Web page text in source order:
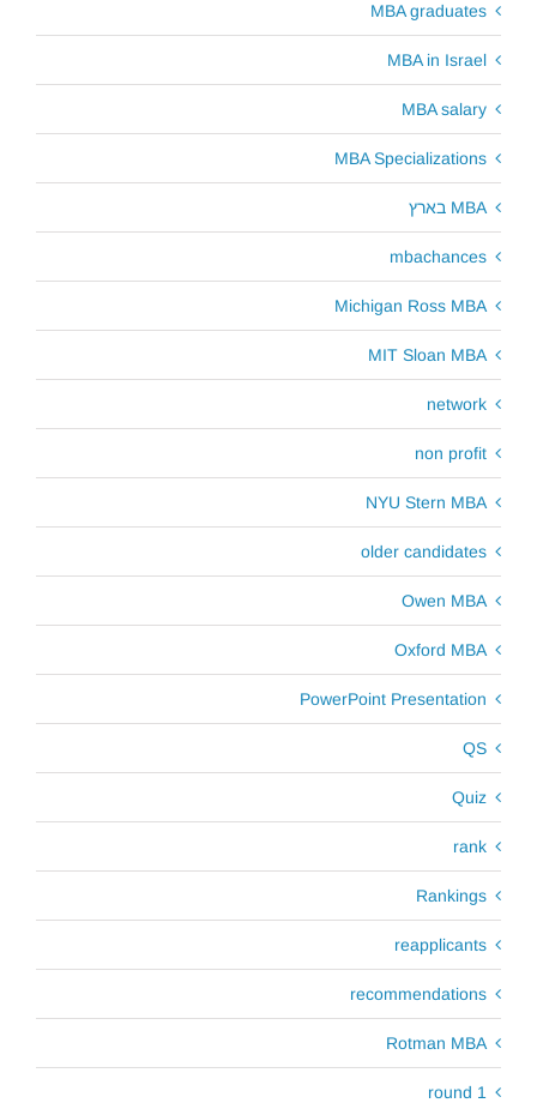
MBA graduates
MBA in Israel
MBA salary
MBA Specializations
MBA בארץ
mbachances
Michigan Ross MBA
MIT Sloan MBA
network
non profit
NYU Stern MBA
older candidates
Owen MBA
Oxford MBA
PowerPoint Presentation
QS
Quiz
rank
Rankings
reapplicants
recommendations
Rotman MBA
round 1